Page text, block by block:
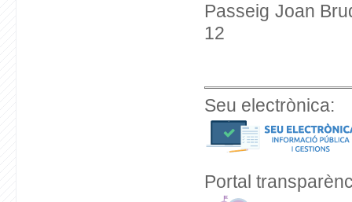
Passeig Joan
12
Seu electrònica:
Portal